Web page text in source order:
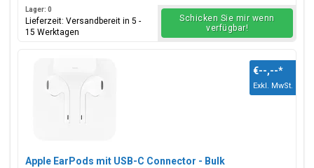
Lager: 0
Lieferzeit: Versandbereit in 5 -
15 Werktagen
Schicken Sie mir wenn
verfügbar!
Apple EarPods mit USB-C Connector - Bulk
€--,--*
Exkl. MwSt.